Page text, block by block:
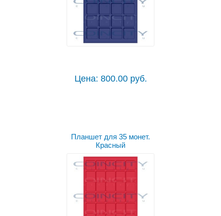
Цена: 800.00 руб.
Планшет для 35 монет.
Красный